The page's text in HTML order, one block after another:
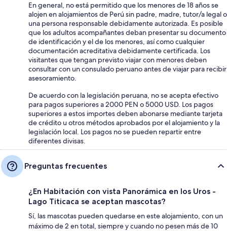
En general, no está permitido que los menores de 18 años se
alojen en alojamientos de Perú sin padre, madre, tutor/a legal o
una persona responsable debidamente autorizada. Es posible
que los adultos acompañantes deban presentar su documento
de identificación y el de los menores, así como cualquier
documentación acreditativa debidamente certificada. Los
visitantes que tengan previsto viajar con menores deben
consultar con un consulado peruano antes de viajar para recibir
asesoramiento.
De acuerdo con la legislación peruana, no se acepta efectivo
para pagos superiores a 2000 PEN o 5000 USD. Los pagos
superiores a estos importes deben abonarse mediante tarjeta
de crédito u otros métodos aprobados por el alojamiento y la
legislación local. Los pagos no se pueden repartir entre
diferentes divisas.
Preguntas frecuentes
¿En Habitación con vista Panorámica en los Uros -
Lago Titicaca se aceptan mascotas?
Sí, las mascotas pueden quedarse en este alojamiento, con un
máximo de 2 en total, siempre y cuando no pesen más de 10